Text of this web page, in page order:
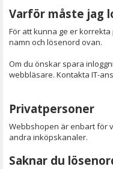
Varför måste jag
För att kunna ge er
namn och lösenord ovan.
Om du önskar spara
webbläsare. Kontakta IT-
Privatpersoner
Webbshopen är enbart för
andra inköpskanaler.
Saknar du